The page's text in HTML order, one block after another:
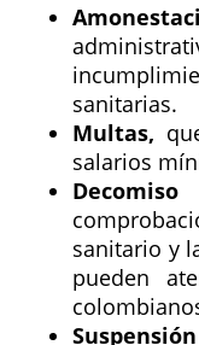
sanitarias.
Multas,
salarios
sanitario y
pueden